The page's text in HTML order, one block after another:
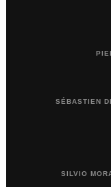
SÉBASTIEN
SILVIO